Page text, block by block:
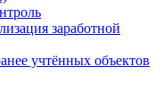
заработной
учтённых объектов